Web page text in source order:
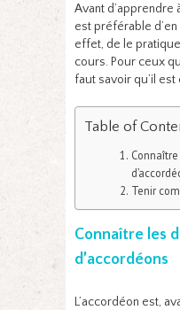
Avant d’apprendre
est préférable
effet, de le
cours. Pour ceux
faut savoir qu’il
Table of
Tenir
Connaître les
d’accordéons
L’accordéon est,